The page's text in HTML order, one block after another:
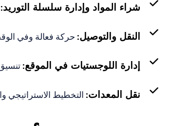
شراء المواد وإدارة سلسلة التوريد:
النقل والتوصيل: حركة فعالة وفي
إدارة اللوجستيات في الموقع:
نقل المعدات: التخطيط الاستراتيجي